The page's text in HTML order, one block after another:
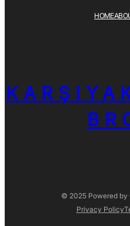
HOME
© 2025 Powered by
Privacy Policy